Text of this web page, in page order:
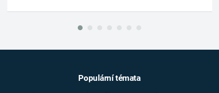
Populární témata